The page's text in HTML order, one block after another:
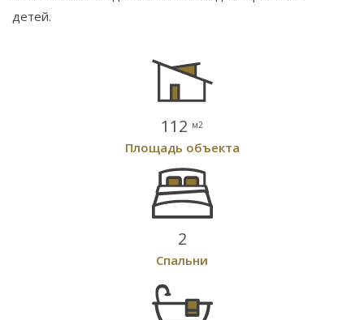
детей.
112 м2
Площадь объекта
2
Спальни